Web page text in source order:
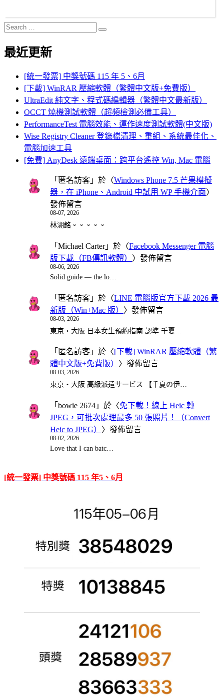
Search
for:
Search
最近更新
[統一發票] 中獎號碼 115 年 5、6月
[下載] WinRAR 壓縮軟體（繁體中文版+免費版）
UltraEdit 純文字、程式碼編輯器（繁體中文最新版）
OCCT 燒機測試軟體（超頻檢測必備工具）
PerformanceTest 電腦效能、運作速度測試軟體(中文版)
Wise Registry Cleaner 登錄檔清理、重組、系統最佳化、
電腦加速工具
[免費] AnyDesk 遠端桌面：跨平台遙控 Win, Mac 電腦
「 匿名訪客 」於〈Windows Phone 7.5 芒果模擬
器，在 iPhone、Android 中試用 WP 手機介面〉
發佈留言
08-07, 2026
林湖銘。。。。。
「 Michael Carter」於〈Facebook Messenger 電腦
版下載（FB傳訊軟體） 〉發佈留言
08-06, 2026
Solid guide — the lo…
「 匿名訪客 」於〈LINE 電腦版官方下載 2026 最
新版（Win+Mac 版） 〉發佈留言
08-03, 2026
東京・大阪 日本女生預約指南 認準 千夏…
「 匿名訪客 」於〈[下載] WinRAR 壓縮軟體（繁
體中文版+免費版） 〉發佈留言
08-03, 2026
東京・大阪 高級派遣サービス 【千夏の伊…
「 bowie 2674 」於〈免下載！線上 Heic 轉
JPEG，可批次處理最多 50 張照片！（Convert
Heic to JPEG） 〉發佈留言
08-02, 2026
Love that I can batc…
[統一發票] 中獎號碼 115 年5、6月